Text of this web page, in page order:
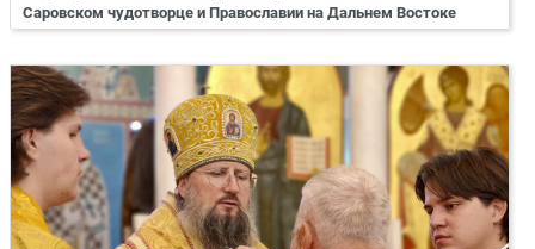
Саровском чудотворце и Православии на Дальнем Востоке